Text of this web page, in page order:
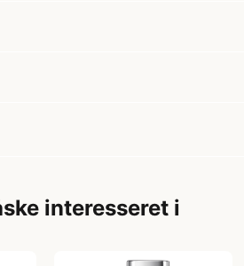
interesseret i